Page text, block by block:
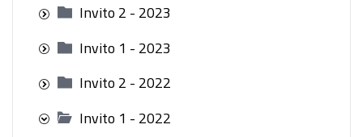
Invito 2 - 2023
Invito 1 - 2023
Invito 2 - 2022
Invito 1 - 2022